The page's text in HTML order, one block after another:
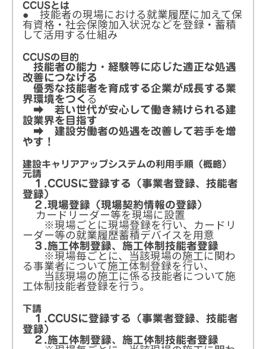
CCUSとは
● 技能者の現場における就業履歴に加えて保
有資格・社会保険加入状況などを登録・蓄積
して活用する仕組み
CCUSの目的
技能者の能力・経験等に応じた適正な処遇
改善につなげる
優秀な技能者を育成する企業が成長する業
界環境をつく る
➡ 若い世代が安心して働き続けられる建
設業界を目指す
➡ 建設労働者の処遇を改善して若手を増
やす！
建設キャリアアップシステムの利用手順（概略）
元請
１.CCUSに登録する（事業者登録、技能者
登録）
２.現場登録（現場契約情報の登録）
カードリーダー等を現場に設置
※現場ごとに現場登録を行い、カードリ
ーダー等の就業履歴蓄積デバイスを用意
３.施工体制登録、施工体制技能者登録
※現場毎ごとに、当該現場の施工に関わ
る事業者について施工体制登録を行い、
当該現場の施工に係る技能者について施
工体制技能者登録を行う。
下請
１.CCUSに登録する（事業者登録、技能者
登録）
２.施工体制登録、施工体制技能者登録